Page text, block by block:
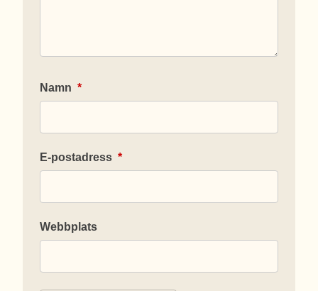
Namn *
E-postadress *
Webbplats